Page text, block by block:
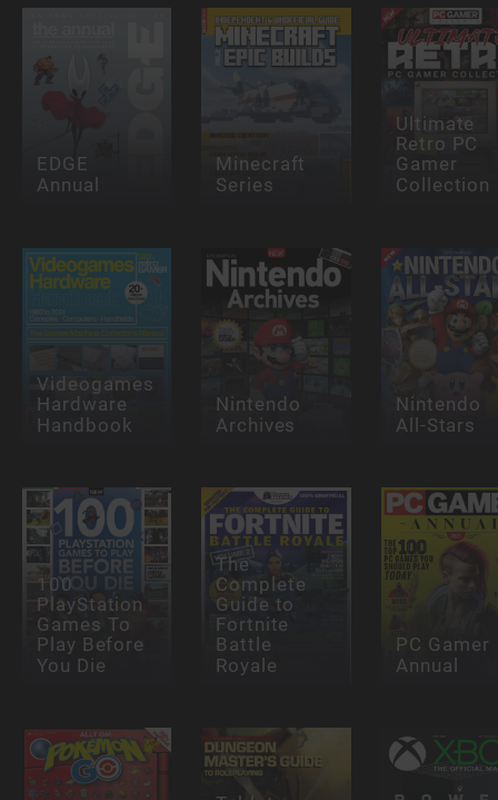
EDGE
Annual
Minecraft
Series
Ultimate
Retro PC
Gamer
Collection
Videogames
Hardware
Handbook
Nintendo
Archives
Nintendo
All-Stars
100
PlayStation
Games To
Play Before
You Die
The
Complete
Guide to
Fortnite
Battle
Royale
PC Gamer
Annual